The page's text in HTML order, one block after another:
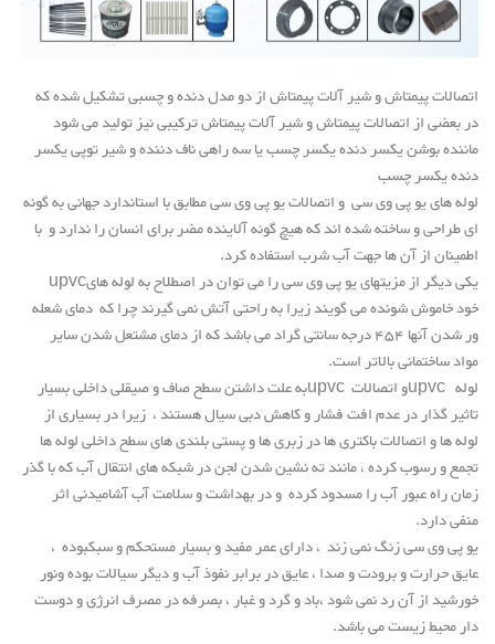
اتصالات پیمتاش و شیر آلات پیمتاش از دو مدل دنده و چسبی تشکیل شده که
در بعضی از اتصالات پیمتاش و شیر آلات پیمتاش ترکیبی نیز تولید می شود
ماننده بوشن یکسر دنده یکسر چسب یا سه راهی ناف دننده و شیر توپی یکسر
دنده یکسر چسب
لوله های یو پی وی سی و اتصالات یو پی وی سی مطابق با استاندارد جهانی به گونه
ای طراحی و ساخته شده اند که هیچ گونه آلاینده مضر برای انسان را ندارد و با
اطمینان از آن ها جهت آب شرب استفاده کرد.
یکی دیگر از مزیتهای یو پی وی سی را می توان در اصطلاح به لوله هایupvc
خود خاموش شونده می گویند زیرا به راحتی آتش نمی گیرند چرا که دمای شعله
ور شدن آنها 454 درجه سانتی گراد می باشد که از دمای مشتعل شدن سایر
مواد ساختمانی بالاتر است.
لوله upvcو اتصالات upvcبه علت داشتن سطح صاف و صیقلی داخلی بسیار
تاثیر گذار در عدم افت فشار و کاهش دبی سیال هستند ، زیرا در بسیاری از
لوله ها و اتصالات باکتری ها در زبری ها و پستی بلندی های سطح داخلی لوله ها
تجمع و رسوب کرده ، مانند ته نشین شدن لجن در شبکه های انتقال آب که با گذر
زمان راه عبور آب را مسدود کرده و در بهداشت و سلامت آب آشامیدنی اثر
منفی دارد.
یو پی وی سی زنگ نمی زند ، دارای عمر مفید و بسیار مستحکم و سبکبوده ،
عایق حرارت و برودت و صدا ، عایق در برابر نفوذ آب و دیگر سیالات بوده ونور
خورشید از آن رد نمی شود ،باد و گرد و غبار ، بصرفه در مصرف انرژی و دوست
دار محیط زیست می باشد.